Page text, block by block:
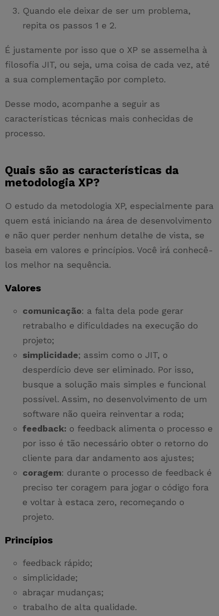
Quando ele deixar de ser um problema,
repita os passos 1 e 2.
É justamente por isso que o XP se assemelha à
filosofia JIT, ou seja, uma coisa de cada vez, até
a sua complementação por completo.
Desse modo, acompanhe a seguir as
características técnicas mais conhecidas de
processo.
Quais são as características da
metodologia XP?
O estudo da metodologia XP, especialmente para
quem está iniciando na área de desenvolvimento
e não quer perder nenhum detalhe de vista, se
baseia em valores e princípios. Você irá conhecê-
los melhor na sequência.
Valores
comunicação: a falta dela pode gerar
retrabalho e dificuldades na execução do
projeto;
simplicidade; assim como o JIT, o
desperdício deve ser eliminado. Por isso,
busque a solução mais simples e funcional
possível. Assim, no desenvolvimento de um
software não queira reinventar a roda;
feedback: o feedback alimenta o processo e
por isso é tão necessário obter o retorno do
cliente para dar andamento aos ajustes;
coragem: durante o processo de feedback é
preciso ter coragem para jogar o código fora
e voltar à estaca zero, recomeçando o
projeto.
Princípios
feedback rápido;
simplicidade;
abraçar mudanças;
trabalho de alta qualidade.